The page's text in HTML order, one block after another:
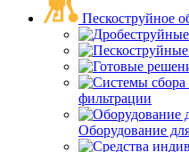
Пескоструйное
фильтрации
Оборудование